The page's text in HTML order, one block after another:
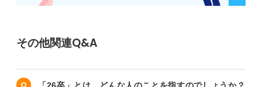
その他関連Q&A
「26卒」とは、どんな人のことを指すのでしょうか？